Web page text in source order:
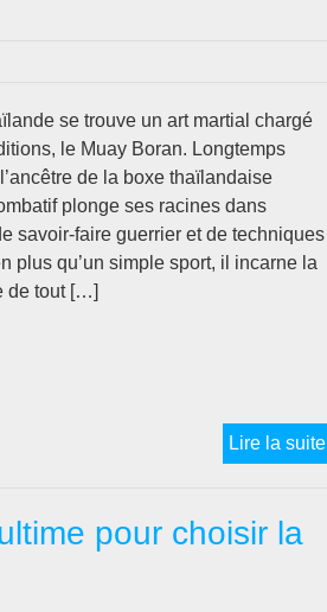
se trouve un art martial chargé
le Muay Boran. Longtemps
de la boxe thaïlandaise
plonge ses racines dans
savoir-faire guerrier et de techniques
plus qu’un simple sport, il incarne la
de tout […]
Lire la
pour choisir la